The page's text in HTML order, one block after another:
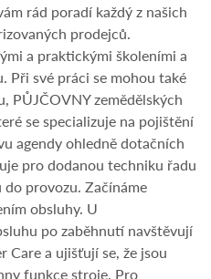
rád poradí každý z našich
prodejců.
a praktickými školeními a
Při své práci se mohou také
PŮJČOVNY zemědělských
se specializuje na pojištění
agendy ohledně dotačních
pro dodanou techniku řadu
provozu. Začínáme
obsluhy. U
po zaběhnutí navštěvují
Care a ujišťují se, že jsou
funkce stroje. Pro